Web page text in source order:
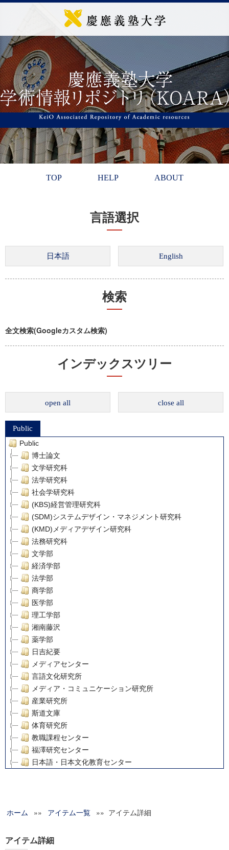
TOP HELP ABOUT
言語選択
検索
全文検索(Googleカスタム検索)
インデックスツリー
open all close all
Public
Public
博士論文
文学研究科
法学研究科
社会学研究科
(KBS)経営管理研究科
(SDM)システムデザイン・マネジメント研究科
(KMD)メディアデザイン研究科
法務研究科
文学部
経済学部
法学部
商学部
医学部
理工学部
湘南藤沢
薬学部
日吉紀要
メディアセンター
言語文化研究所
メディア・コミュニケーション研究所
産業研究所
斯道文庫
体育研究所
教職課程センター
福澤研究センター
日本語・日本文化教育センター
グローバルリサーチインスティテュート
科学研究費補助金研究成果報告書
ホーム »» アイテム一覧 »» アイテム詳細
アイテム詳細